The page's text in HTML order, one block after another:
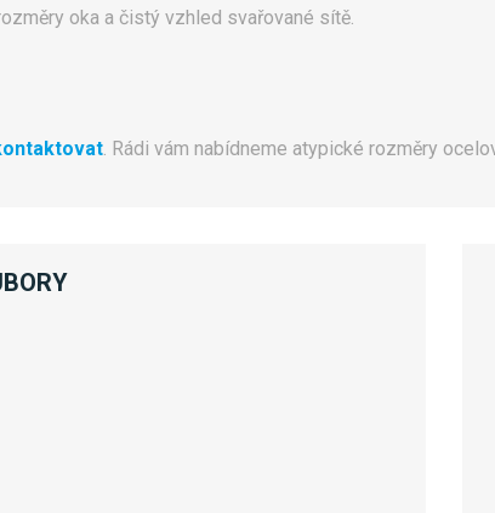
oka a čistý vzhled svařované sítě.
. Rádi vám nabídneme atypické rozměry